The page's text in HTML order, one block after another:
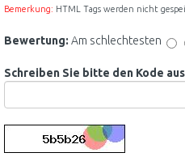
Bemerkung: HTML Tags werden nicht
Bewertung: Am schlechtesten
Schreiben Sie bitte den Kode